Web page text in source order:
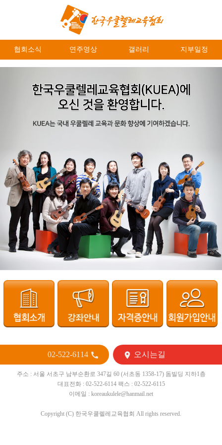
협회소식 연주영상 갤러리 지부일정
02-522-6114   오시는길
주소 : 서울 서초구 남부순환로 347길 60 (서초동 1358-17) 돔빌딩 지하1층
대표전화 : 02-522-6114 팩스 : 02-522-6115
이메일 : koreaukulele@hanmail.net
Copyright (C) 한국우쿨렐레교육협회 All rights reserved.